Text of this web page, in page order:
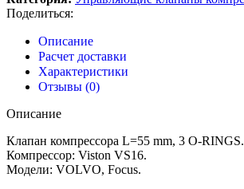
Поделиться:
Описание
Расчет доставки
Характеристики
Отзывы (0)
Описание
Клапан компрессора L=55 mm, 3 O-RINGS.
Компрессор: Viston VS16.
Модели: VOLVO, Focus.